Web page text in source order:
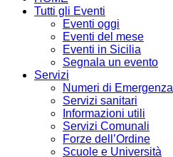
Tutti gli Eventi
Eventi oggi
Eventi del mese
Eventi in Sicilia
Segnala un evento
Servizi
Numeri di Emergenza
Servizi sanitari
Informazioni utili
Servizi Comunali
Forze dell’Ordine
Scuole e Università